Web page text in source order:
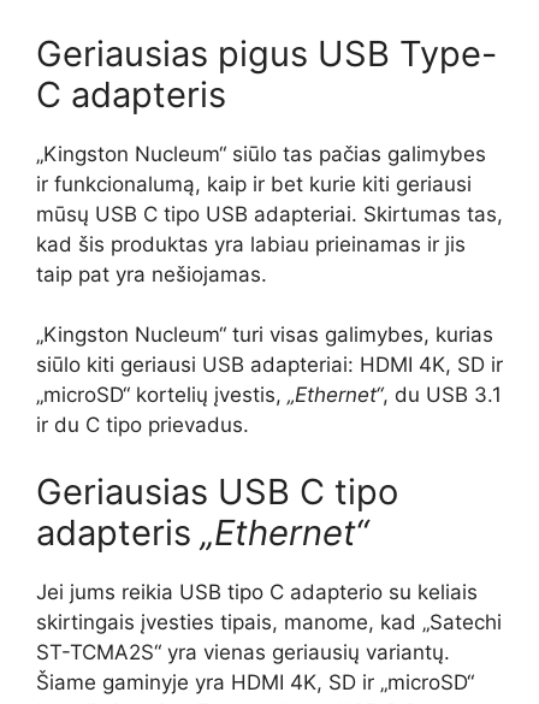
Geriausias pigus USB Type-
C adapteris
„Kingston Nucleum“ siūlo tas pačias galimybes
ir funkcionalumą, kaip ir bet kurie kiti geriausi
mūsų USB C tipo USB adapteriai. Skirtumas tas,
kad šis produktas yra labiau prieinamas ir jis
taip pat yra nešiojamas.
„Kingston Nucleum“ turi visas galimybes, kurias
siūlo kiti geriausi USB adapteriai: HDMI 4K, SD ir
„microSD“ kortelių įvestis, „Ethernet“, du USB 3.1
ir du C tipo prievadus.
Geriausias USB C tipo
adapteris „Ethernet“
Jei jums reikia USB tipo C adapterio su keliais
skirtingais įvesties tipais, manome, kad „Satechi
ST-TCMA2S“ yra vienas geriausių variantų.
Šiame gaminyje yra HDMI 4K, SD ir „microSD“